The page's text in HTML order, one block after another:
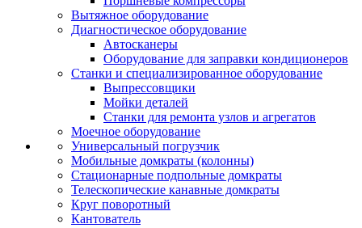
Вытяжное оборудование
Диагностическое оборудование
Автосканеры
Оборудование для заправки кондиционеров
Станки и специализированное оборудование
Выпрессовщики
Мойки деталей
Станки для ремонта узлов и агрегатов
Моечное оборудование
Универсальный погрузчик
Мобильные домкраты (колонны)
Стационарные подпольные домкраты
Телескопические канавные домкраты
Круг поворотный
Кантователь